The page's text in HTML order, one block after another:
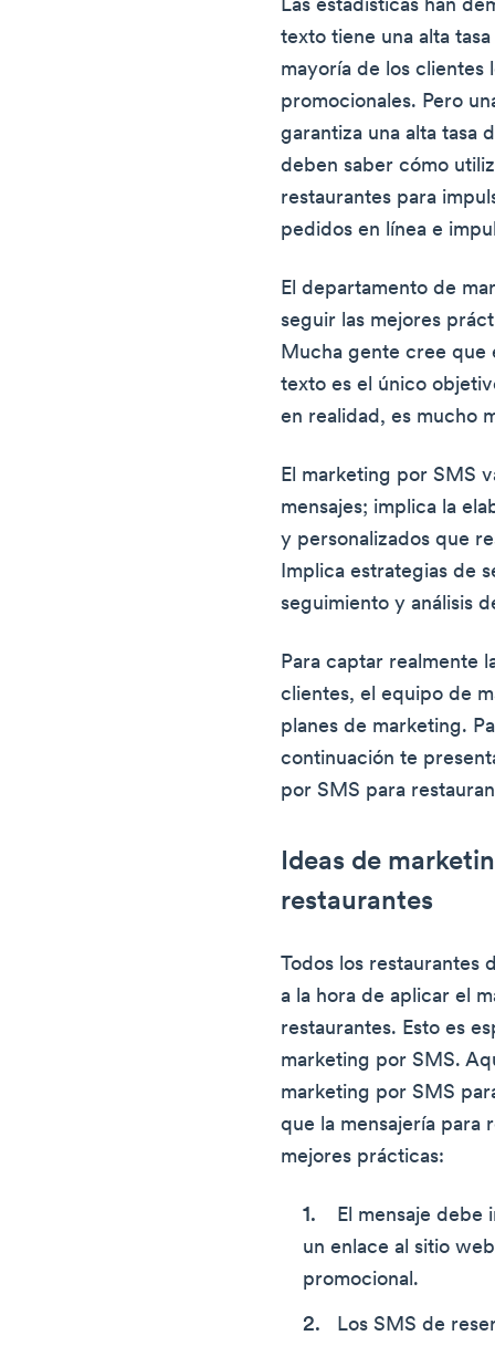
Las estadísticas han
texto tiene una alta
mayoría de los clientes
promocionales. Pero
garantiza una alta tasa
deben saber cómo
restaurantes para
pedidos en línea e
El departamento de
seguir las mejores
Mucha gente cree que
texto es el único
en realidad, es mucho
El marketing por SMS
mensajes; implica la
y personalizados que
Implica estrategias de
seguimiento y análisis
Para captar realmente
clientes, el equipo de
planes de marketing.
continuación te
por SMS para
Ideas de
restaurantes
Todos los restaurantes
a la hora de aplicar el
restaurantes. Esto es
marketing por SMS.
marketing por SMS
que la mensajería para
mejores prácticas:
El mensaje debe
un enlace al sitio
promocional.
Los SMS de